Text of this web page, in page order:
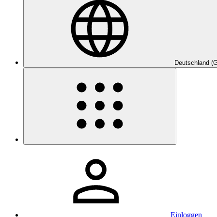
Deutschland
Einloggen